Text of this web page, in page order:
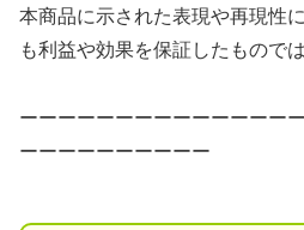
本商品に示された表現や再現性
も利益や効果を保証したもので
ーーーーーーーーーーーーーー
ーーーーーーーーーー